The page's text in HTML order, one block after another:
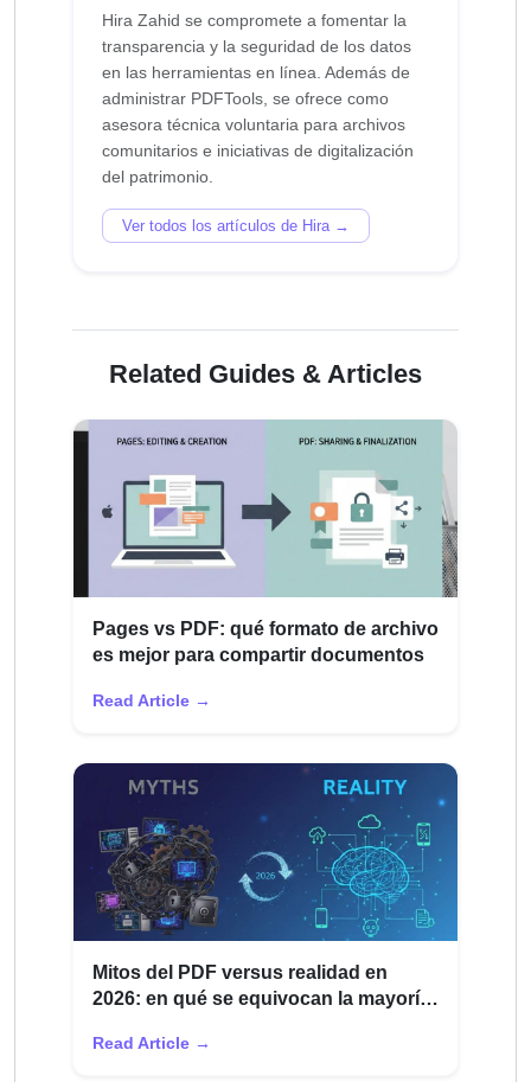
Hira Zahid se compromete a fomentar la
transparencia y la seguridad de los datos
en las herramientas en línea. Además de
administrar PDFTools, se ofrece como
asesora técnica voluntaria para archivos
comunitarios e iniciativas de digitalización
Ver todos los artículos de Hira →
Related Guides & Articles
Pages vs PDF: qué formato de archivo
es mejor para compartir documentos
Read Article →
Mitos del PDF versus realidad en
2026: en qué se equivocan la mayoría
Read Article →